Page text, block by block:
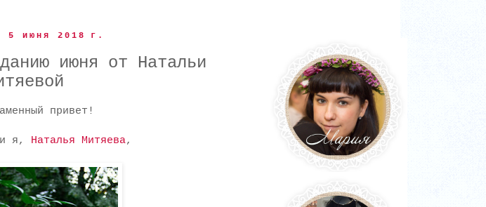
5 июня 2018 г.
июня от Натальи
привет!
я, Наталья Митяева,